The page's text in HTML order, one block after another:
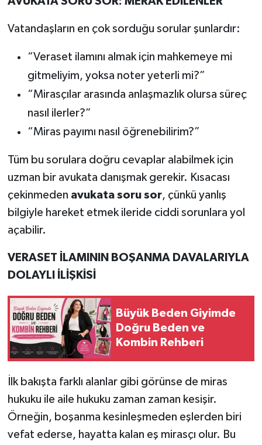
Vatandaşların en çok sorduğu sorular şunlardır:
“Veraset ilamını almak için mahkemeye mi
gitmeliyim, yoksa noter yeterli mi?”
“Mirasçılar arasında anlaşmazlık olursa süreç
nasıl ilerler?”
“Miras payımı nasıl öğrenebilirim?”
Tüm bu sorulara doğru cevaplar alabilmek için
uzman bir avukata danışmak gerekir. Kısacası
çekinmeden avukata soru sor, çünkü yanlış
bilgiyle hareket etmek ileride ciddi sorunlara yol
açabilir.
VERASET İLAMININ BOŞANMA DAVALARIYLA
DOLAYLI İLİŞKİSİ
Büyük Beden Giyimde
Doğru Beden ve
Kombin Rehberi
İlk bakışta farklı alanlar gibi görünse de miras
hukuku ile aile hukuku zaman zaman kesişir.
Örneğin, boşanma kesinleşmeden eşlerden biri
vefat ederse, hayatta kalan eş mirasçı olur. Bu